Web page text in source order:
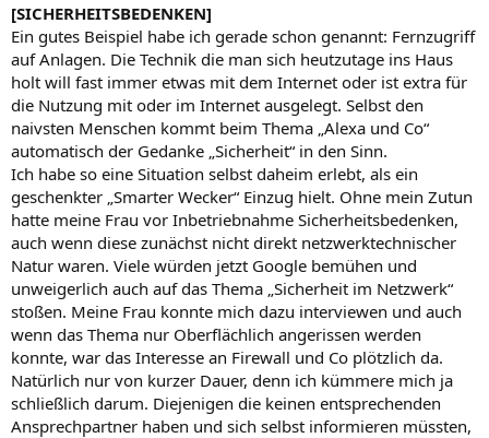
[SICHERHEITSBEDENKEN]
Ein gutes Beispiel habe ich gerade schon genannt: Fernzugriff
auf Anlagen. Die Technik die man sich heutzutage ins Haus
holt will fast immer etwas mit dem Internet oder ist extra für
die Nutzung mit oder im Internet ausgelegt. Selbst den
naivsten Menschen kommt beim Thema „Alexa und Co“
automatisch der Gedanke „Sicherheit“ in den Sinn.
Ich habe so eine Situation selbst daheim erlebt, als ein
geschenkter „Smarter Wecker“ Einzug hielt. Ohne mein Zutun
hatte meine Frau vor Inbetriebnahme Sicherheitsbedenken,
auch wenn diese zunächst nicht direkt netzwerktechnischer
Natur waren. Viele würden jetzt Google bemühen und
unweigerlich auch auf das Thema „Sicherheit im Netzwerk“
stoßen. Meine Frau konnte mich dazu interviewen und auch
wenn das Thema nur Oberflächlich angerissen werden
konnte, war das Interesse an Firewall und Co plötzlich da.
Natürlich nur von kurzer Dauer, denn ich kümmere mich ja
schließlich darum. Diejenigen die keinen entsprechenden
Ansprechpartner haben und sich selbst informieren müssten,